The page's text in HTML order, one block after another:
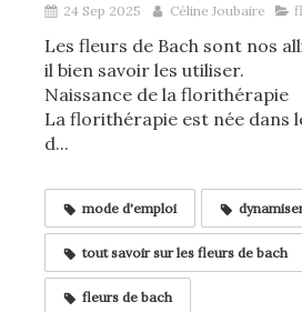
24 Sep 2025 Céline Joubaire
Les fleurs de Bach sont nos
il bien savoir les utiliser.
Naissance de la florithérapie
La florithérapie est née dans
d...
mode d'emploi
tout savoir sur les fleurs de bach
fleurs de bach